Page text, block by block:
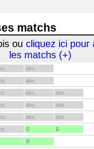
matchs
ou cliquez ici pour
les matchs (+)
abs.
abs.
abs. abs.
abs. abs.
abs. abs.
0 0
0